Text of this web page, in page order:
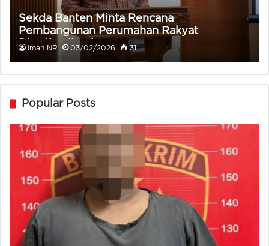
Sekda Banten Minta Rencana
Pembangunan Perumahan Rakyat
Dioptimalisasi
Iman NR 03/02/2026 31
Popular Posts